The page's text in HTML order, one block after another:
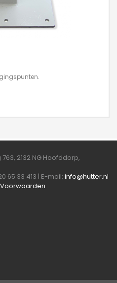
2132 NG Hoofddorp,
65 33 413 | E-mail: info@hutter.nl